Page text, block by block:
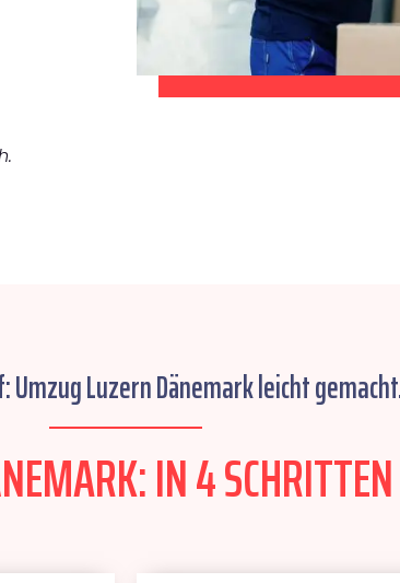
Umzug Luzern Dänemark leicht
IN 4